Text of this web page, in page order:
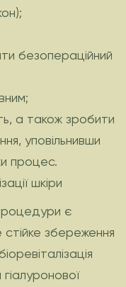
безопераційний
а також зробити
уповільнивши
процес.
шкіри
є
стійке збереження